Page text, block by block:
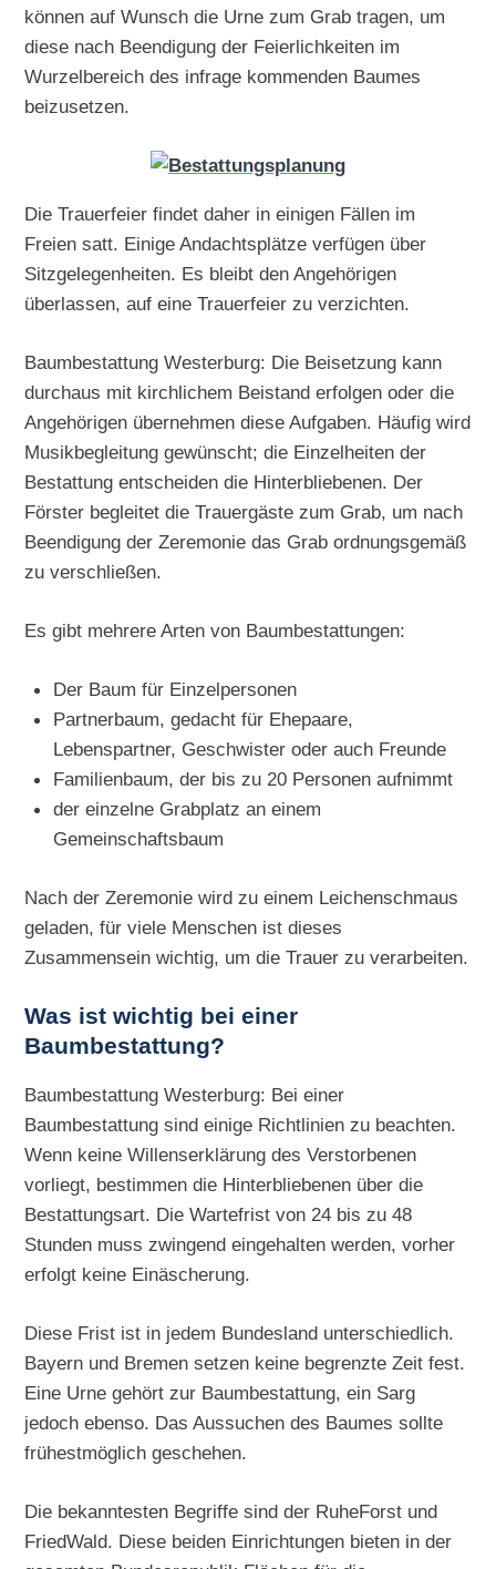
können auf Wunsch die Urne zum Grab tragen, um
diese nach Beendigung der Feierlichkeiten im
Wurzelbereich des infrage kommenden Baumes
beizusetzen.
Die Trauerfeier findet daher in einigen Fällen im
Freien satt. Einige Andachtsplätze verfügen über
Sitzgelegenheiten. Es bleibt den Angehörigen
überlassen, auf eine Trauerfeier zu verzichten.
Baumbestattung Westerburg: Die Beisetzung kann
durchaus mit kirchlichem Beistand erfolgen oder die
Angehörigen übernehmen diese Aufgaben. Häufig wird
Musikbegleitung gewünscht; die Einzelheiten der
Bestattung entscheiden die Hinterbliebenen. Der
Förster begleitet die Trauergäste zum Grab, um nach
Beendigung der Zeremonie das Grab ordnungsgemäß
zu verschließen.
Es gibt mehrere Arten von Baumbestattungen:
Der Baum für Einzelpersonen
Partnerbaum, gedacht für Ehepaare,
Lebenspartner, Geschwister oder auch Freunde
Familienbaum, der bis zu 20 Personen aufnimmt
der einzelne Grabplatz an einem
Gemeinschaftsbaum
Nach der Zeremonie wird zu einem Leichenschmaus
geladen, für viele Menschen ist dieses
Zusammensein wichtig, um die Trauer zu verarbeiten.
Was ist wichtig bei einer
Baumbestattung?
Baumbestattung Westerburg: Bei einer
Baumbestattung sind einige Richtlinien zu beachten.
Wenn keine Willenserklärung des Verstorbenen
vorliegt, bestimmen die Hinterbliebenen über die
Bestattungsart. Die Wartefrist von 24 bis zu 48
Stunden muss zwingend eingehalten werden, vorher
erfolgt keine Einäscherung.
Diese Frist ist in jedem Bundesland unterschiedlich.
Bayern und Bremen setzen keine begrenzte Zeit fest.
Eine Urne gehört zur Baumbestattung, ein Sarg
jedoch ebenso. Das Aussuchen des Baumes sollte
frühestmöglich geschehen.
Die bekanntesten Begriffe sind der RuheForst und
FriedWald. Diese beiden Einrichtungen bieten in der